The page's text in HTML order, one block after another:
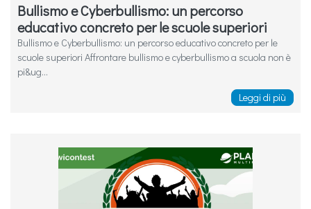
Bullismo e Cyberbullismo: un percorso
educativo concreto per le scuole superiori
Bullismo e Cyberbullismo: un percorso educativo concreto per le
scuole superiori Affrontare bullismo e cyberbullismo a scuola non è
pi&ug...
Leggi di più